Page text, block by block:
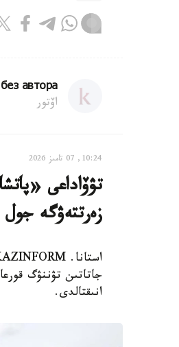
без автора
اۆتور
10:24, 07 تامىز 2026
تۋۆاداعى
زەرتتەۋگە
جاتاتىن تۋننۋگ
انىقتالدى.